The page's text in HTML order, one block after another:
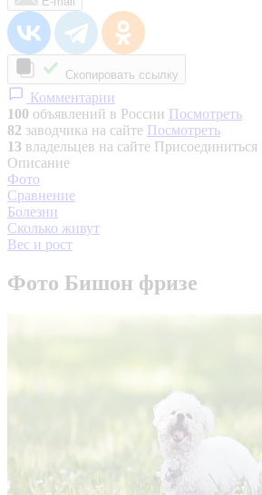
Скопировать ссылку
Комментарии
100 объявлений в России Посмотреть
82 заводчика на сайте Посмотреть
13 владельцев на сайте Присоединиться
Описание
Фото
Сравнение
Болезни
Сколько живут
Вес и рост
Фото Бишон фризе